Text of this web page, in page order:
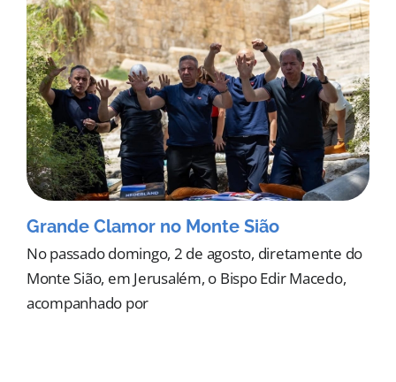
Grande Clamor no Monte Sião
No passado domingo, 2 de agosto, diretamente do
Monte Sião, em Jerusalém, o Bispo Edir Macedo,
acompanhado por